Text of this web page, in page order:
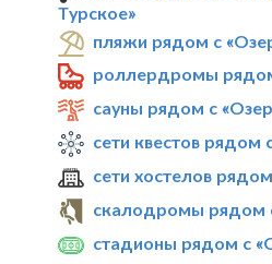
Турское»
пляжи рядом с
роллердромы
сауны рядом с
сети квестов рядом
сети хостелов
скалодромы рядом
стадионы рядом с